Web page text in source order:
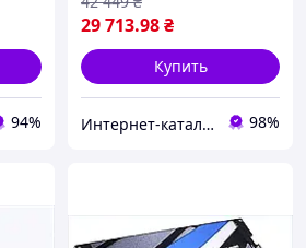
94%
29 713.98₴
Купить
Интер​​нет-кат​алог с​​ки​​док "Модна Лавка" 98%